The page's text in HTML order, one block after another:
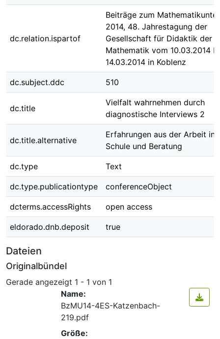
dc.relation.ispartof
Beiträge zum
2014, 48. Jahrestagung der
Gesellschaft für Didaktik der
Mathematik vom 10.03.2014
14.03.2014 in Koblenz
dc.subject.ddc 510
dc.title
Vielfalt wahrnehmen durch
diagnostische Interviews 2
dc.title.alternative
Erfahrungen aus der Arbeit in
Schule und Beratung
dc.type Text
dc.type.publicationtype conferenceObject
dcterms.accessRights open access
eldorado.dnb.deposit true
Dateien
Originalbündel
Gerade angezeigt 1 - 1 von 1
Name:
BzMU14-4ES-Katzenbach-
219.pdf
Größe: